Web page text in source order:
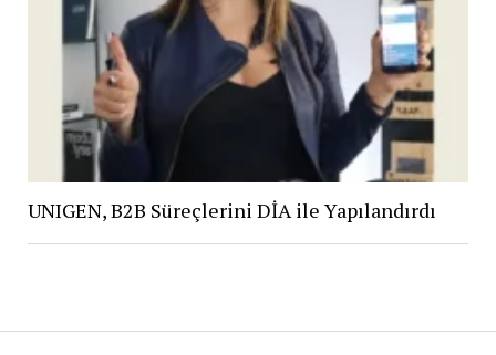
UNIGEN, B2B Süreçlerini DİA ile Yapılandırdı